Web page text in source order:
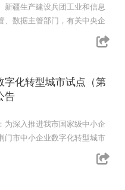
新疆生产建设兵团工业和信息
、数据主管部门，有关中央企
字化转型城市试点（第
告
为深入推进我市国家级中小企
门市中小企业数字化转型城市